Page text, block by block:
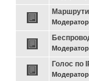
Голос по